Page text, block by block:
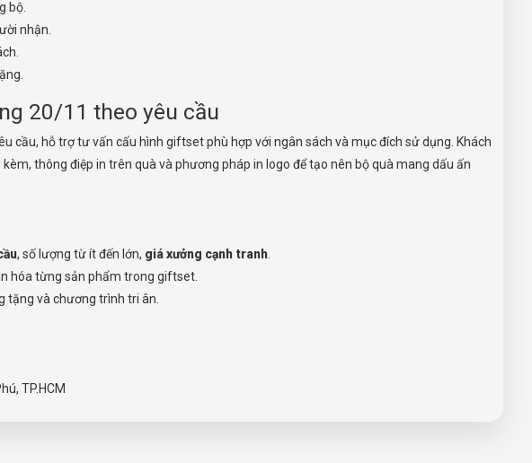
bộ.
nhận.
20/11 theo yêu cầu
cầu, hỗ trợ tư vấn cấu hình giftset phù hợp với ngân sách và mục đích sử dụng. Khách
thông điệp in trên quà và phương pháp in logo để tạo nên bộ quà mang dấu ấn
, số lượng từ ít đến lớn, giá xưởng cạnh tranh
hóa từng sản phẩm trong giftset.
tặng và chương trình tri ân.
TP.HCM